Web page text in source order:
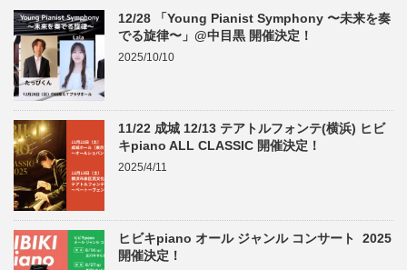
12/28 「Young Pianist Symphony 〜未来を奏
でる旋律〜」@中目黒 開催決定！
2025/10/10
11/22 成城 12/13 テアトルフォンテ(横浜) ヒビ
キpiano ALL CLASSIC 開催決定！
2025/4/11
ヒビキpiano オール ジャンル コンサート 2025
開催決定！